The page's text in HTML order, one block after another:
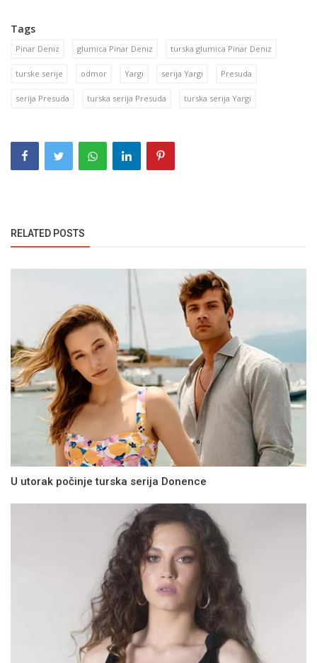
Tags
Pinar Deniz glumica Pinar Deniz turska glumica Pinar Deniz
turske serije odmor Yargi serija Yargi Presuda
serija Presuda turska serija Presuda turska serija Yargi
RELATED POSTS
U utorak počinje turska serija Donence